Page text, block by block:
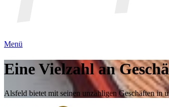
Menü
Eine Vielzahl an
Alsfeld bietet mit seinen unzähligen Geschäften in